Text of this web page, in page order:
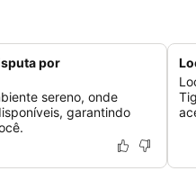
por
sereno, onde
garantindo